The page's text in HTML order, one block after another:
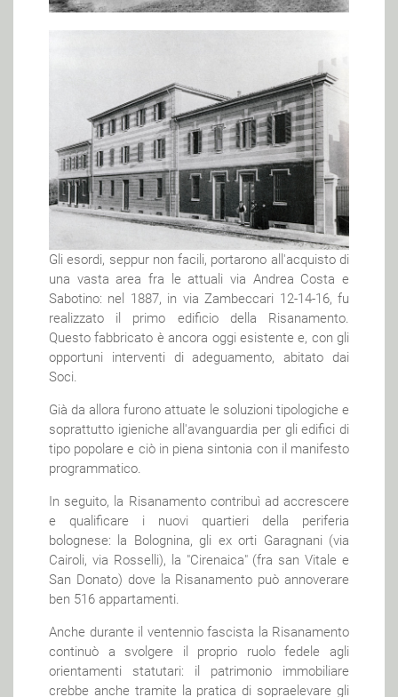
Gli esordi, seppur non facili, portarono all'acquisto di
una vasta area fra le attuali via Andrea Costa e
Sabotino: nel 1887, in via Zambeccari 12-14-16, fu
realizzato il primo edificio della Risanamento.
Questo fabbricato è ancora oggi esistente e, con gli
opportuni interventi di adeguamento, abitato dai
Soci.
Già da allora furono attuate le soluzioni tipologiche e
soprattutto igieniche all'avanguardia per gli edifici di
tipo popolare e ciò in piena sintonia con il manifesto
programmatico.
In seguito, la Risanamento contribuì ad accrescere
e qualificare i nuovi quartieri della periferia
bolognese: la Bolognina, gli ex orti Garagnani (via
Cairoli, via Rosselli), la "Cirenaica" (fra san Vitale e
San Donato) dove la Risanamento può annoverare
ben 516 appartamenti.
Anche durante il ventennio fascista la Risanamento
continuò a svolgere il proprio ruolo fedele agli
orientamenti statutari: il patrimonio immobiliare
crebbe anche tramite la pratica di sopraelevare gli